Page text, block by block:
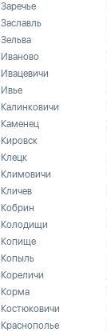
Заречье
Заславль
Зельва
Иваново
Ивацевичи
Ивье
Калинковичи
Каменец
Кировск
Клецк
Климовичи
Кличев
Кобрин
Колодищи
Копище
Копыль
Кореличи
Корма
Костюковичи
Краснополье